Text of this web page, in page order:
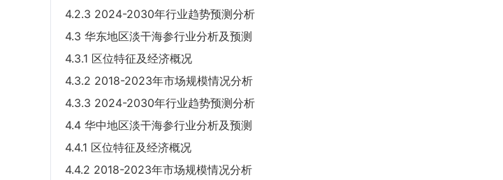
4.2.3 2024-2030年行业趋势预测分析
4.3 华东地区淡干海参行业分析及预测
4.3.1 区位特征及经济概况
4.3.2 2018-2023年市场规模情况分析
4.3.3 2024-2030年行业趋势预测分析
4.4 华中地区淡干海参行业分析及预测
4.4.1 区位特征及经济概况
4.4.2 2018-2023年市场规模情况分析